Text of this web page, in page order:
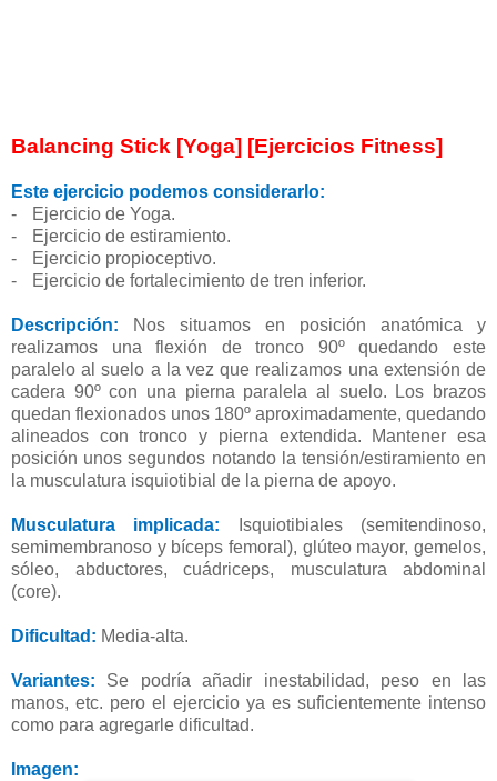
Balancing Stick [Yoga] [Ejercicios Fitness]
Este ejercicio podemos considerarlo:
-
Ejercicio de Yoga.
-
Ejercicio de estiramiento.
-
Ejercicio propioceptivo.
-
Ejercicio de fortalecimiento de tren inferior.
Descripción: Nos situamos en posición anatómica y
realizamos una flexión de tronco 90º quedando este
paralelo al suelo a la vez que realizamos una extensión de
cadera 90º con una pierna paralela al suelo. Los brazos
quedan flexionados unos 180º aproximadamente, quedando
alineados con tronco y pierna extendida. Mantener esa
posición unos segundos notando la tensión/estiramiento en
la musculatura isquiotibial de la pierna de apoyo.
Musculatura implicada: Isquiotibiales (semitendinoso,
semimembranoso y bíceps femoral), glúteo mayor, gemelos,
sóleo, abductores, cuádriceps, musculatura abdominal
(core).
Dificultad: Media-alta.
Variantes: Se podría añadir inestabilidad, peso en las
manos, etc. pero el ejercicio ya es suficientemente intenso
como para agregarle dificultad.
Imagen: